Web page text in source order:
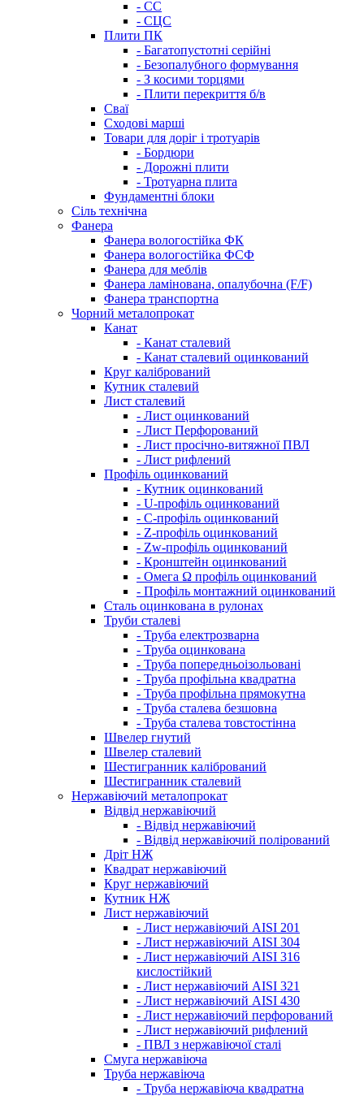
- СС
- СЦС
Плити ПК
- Багатопустотні серійні
- Безопалубного формування
- З косими торцями
- Плити перекриття б/в
Сваї
Сходові марші
Товари для доріг і тротуарів
- Бордюри
- Дорожні плити
- Тротуарна плита
Фундаментні блоки
Сіль технічна
Фанера
Фанера вологостійка ФК
Фанера вологостійка ФСФ
Фанера для меблів
Фанера ламінована, опалубочна (F/F)
Фанера транспортна
Чорний металопрокат
Канат
- Канат сталевий
- Канат сталевий оцинкований
Круг калібрований
Кутник сталевий
Лист сталевий
- Лист оцинкований
- Лист Перфорований
- Лист просічно-витяжної ПВЛ
- Лист рифлений
Профіль оцинкований
- Кутник оцинкований
- U-профіль оцинкований
- С-профіль оцинкований
- Z-профіль оцинкований
- Zw-профіль оцинкований
- Кронштейн оцинкований
- Омега Ω профіль оцинкований
- Профіль монтажний оцинкований
Сталь оцинкована в рулонах
Труби сталеві
- Труба електрозварна
- Труба оцинкована
- Труба попередньоізольовані
- Труба профільна квадратна
- Труба профільна прямокутна
- Труба сталева безшовна
- Труба сталева товстостінна
Швелер гнутий
Швелер сталевий
Шестигранник калібрований
Шестигранник сталевий
Нержавіючий металопрокат
Відвід нержавіючий
- Відвід нержавіючий
- Відвід нержавіючий полірований
Дріт НЖ
Квадрат нержавіючий
Круг нержавіючий
Кутник НЖ
Лист нержавіючий
- Лист нержавіючий AISI 201
- Лист нержавіючий AISI 304
- Лист нержавіючий AISI 316
кислостійкий
- Лист нержавіючий AISI 321
- Лист нержавіючий AISI 430
- Лист нержавіючий перфорований
- Лист нержавіючий рифлений
- ПВЛ з нержавіючої сталі
Смуга нержавіюча
Труба нержавіюча
- Труба нержавіюча квадратна